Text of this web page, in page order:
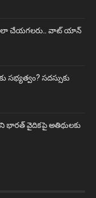
ఇలా చేయగలరు.. వాట్ యాన్
సభ్యత్వం? సదస్సుకు
భారత్ వైదికపై అతిథులకు